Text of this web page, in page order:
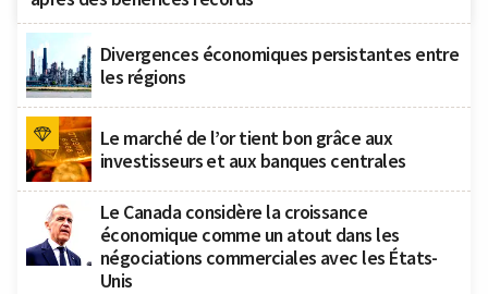
Divergences économiques persistantes entre
les régions
Le marché de l’or tient bon grâce aux
investisseurs et aux banques centrales
Le Canada considère la croissance
économique comme un atout dans les
négociations commerciales avec les États-
Unis